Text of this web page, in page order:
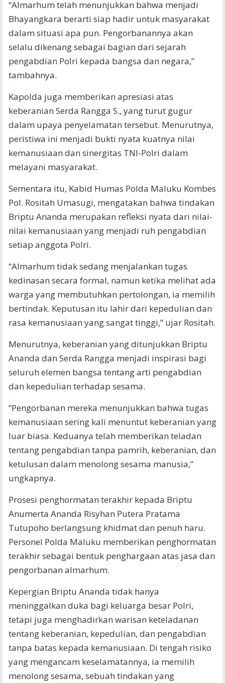
“Almarhum telah menunjukkan bahwa menjadi
Bhayangkara berarti siap hadir untuk masyarakat
dalam situasi apa pun. Pengorbanannya akan
selalu dikenang sebagai bagian dari sejarah
pengabdian Polri kepada bangsa dan negara,”
tambahnya.
Kapolda juga memberikan apresiasi atas
keberanian Serda Rangga S., yang turut gugur
dalam upaya penyelamatan tersebut. Menurutnya,
peristiwa ini menjadi bukti nyata kuatnya nilai
kemanusiaan dan sinergitas TNI-Polri dalam
melayani masyarakat.
Sementara itu, Kabid Humas Polda Maluku Kombes
Pol. Rositah Umasugi, mengatakan bahwa tindakan
Briptu Ananda merupakan refleksi nyata dari nilai-
nilai kemanusiaan yang menjadi ruh pengabdian
setiap anggota Polri.
“Almarhum tidak sedang menjalankan tugas
kedinasan secara formal, namun ketika melihat ada
warga yang membutuhkan pertolongan, ia memilih
bertindak. Keputusan itu lahir dari kepedulian dan
rasa kemanusiaan yang sangat tinggi,” ujar Rositah.
Menurutnya, keberanian yang ditunjukkan Briptu
Ananda dan Serda Rangga menjadi inspirasi bagi
seluruh elemen bangsa tentang arti pengabdian
dan kepedulian terhadap sesama.
“Pengorbanan mereka menunjukkan bahwa tugas
kemanusiaan sering kali menuntut keberanian yang
luar biasa. Keduanya telah memberikan teladan
tentang pengabdian tanpa pamrih, keberanian, dan
ketulusan dalam menolong sesama manusia,”
ungkapnya.
Prosesi penghormatan terakhir kepada Briptu
Anumerta Ananda Risyhan Putera Pratama
Tutupoho berlangsung khidmat dan penuh haru.
Personel Polda Maluku memberikan penghormatan
terakhir sebagai bentuk penghargaan atas jasa dan
pengorbanan almarhum.
Kepergian Briptu Ananda tidak hanya
meninggalkan duka bagi keluarga besar Polri,
tetapi juga menghadirkan warisan keteladanan
tentang keberanian, kepedulian, dan pengabdian
tanpa batas kepada kemanusiaan. Di tengah risiko
yang mengancam keselamatannya, ia memilih
menolong sesama, sebuah tindakan yang